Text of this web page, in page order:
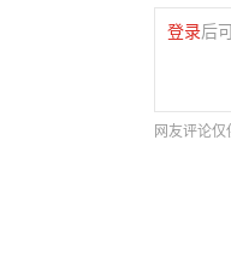
登录后
网友评论